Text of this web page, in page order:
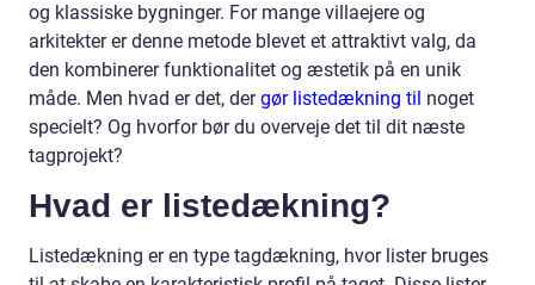
og klassiske bygninger. For mange villaejere og
arkitekter er denne metode blevet et attraktivt valg, da
den kombinerer funktionalitet og æstetik på en unik
måde. Men hvad er det, dergør listedækning til noget
specielt? Og hvorfor bør du overveje det til dit næste
tagprojekt?
Hvad er listedækning?
Listedækning er en type tagdækning, hvor lister bruges